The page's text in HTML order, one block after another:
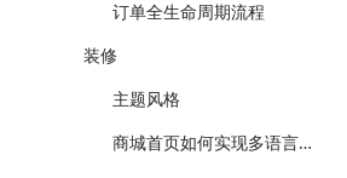
订单全生命周期流程
装修
主题风格
商城首页如何实现多语言装修以及切换？